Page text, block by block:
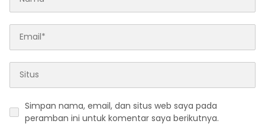
Simpan nama, email, dan situs web saya pada
peramban ini untuk komentar saya berikutnya.